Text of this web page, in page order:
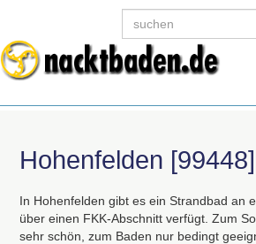
Hohenfelden [99448]
In Hohenfelden gibt es ein Strandbad an
über einen FKK-Abschnitt verfügt. Zum
sehr schön, zum Baden nur bedingt